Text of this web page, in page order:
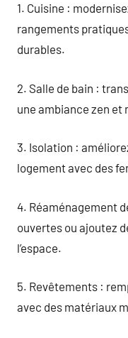
1. Cuisine :
rangements
durables.
2. Salle de bain :
une ambiance zen et
3. Isolation :
logement avec des
4. Réaménagement
ouvertes ou ajoutez
l’espace.
5. Revêtements :
avec des matériaux